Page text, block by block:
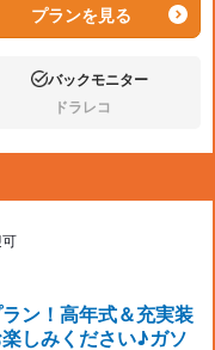
プランを見る
あり:バックモニター
なし:ドラレコ
ン！高年式＆充実装
しみください♪ガソ